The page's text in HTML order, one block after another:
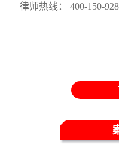
律师热线： 400-150-